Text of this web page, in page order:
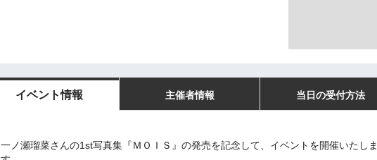
イベント情報 主催者情報 当日の受付方法
一ノ瀬瑠菜さんの1st写真集『ＭＯＩＳ』の発売を記念して、イベントを開催いたしま